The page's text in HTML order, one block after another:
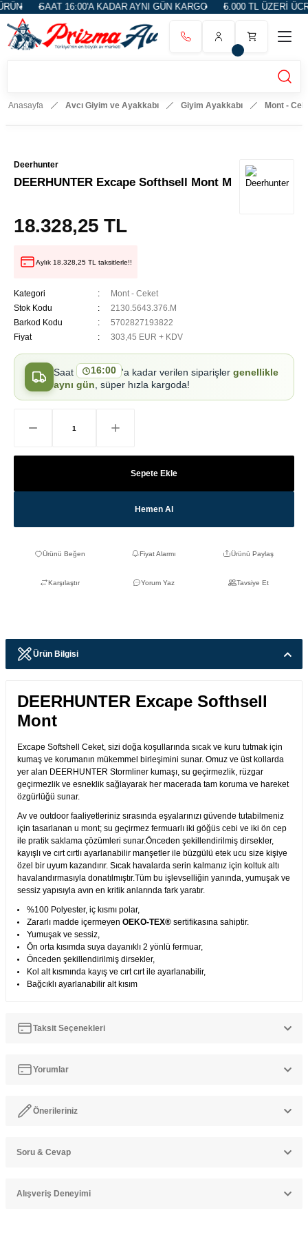
SAAT 16:00'A KADAR AYNI GÜN KARGO 5.000 TL ÜZERİ
Anasayfa Avcı Giyim ve Ayakkabı Giyim Ayakkabı Mont -
Deerhunter
DEERHUNTER Excape Softhsell Mont M
18.328,25 TL
Aylık 18.328,25 TL taksitlerle!!
Kategori
Mont - Ceket
Stok Kodu
2130.5643.376.M
Barkod Kodu
5702827193822
Fiyat
303,45 EUR + KDV
Saat 16:00 'a kadar verilen siparişler genellikle
aynı gün , süper hızla kargoda!
Sepete Ekle
Hemen Al
Fiyat Alarmı Ürünü Paylaş
Karşılaştır Yorum Yaz Tavsiye Et
Ürün Bilgisi
DEERHUNTER Excape Softhsell
Mont
Excape Softshell Ceket, sizi doğa koşullarında sıcak ve kuru tutmak için
kumaş ve korumanın mükemmel birleşimini sunar. Omuz ve üst kollarda
yer alan DEERHUNTER Stormliner kumaşı, su geçirmezlik, rüzgar
geçirmezlik ve esneklik sağlayarak her macerada tam koruma ve hareket
özgürlüğü sunar.
Av ve outdoor faaliyetleriniz sırasında eşyalarınızı güvende tutabilmeniz
için tasarlanan u mont; su geçirmez fermuarlı iki göğüs cebi ve iki ön cep
ile pratik saklama çözümleri sunar.Önceden şekillendirilmiş dirsekler,
kayışlı ve cırt cırtlı ayarlanabilir manşetler ile büzgülü etek ucu size kişiye
özel bir uyum kazandırır. Sıcak havalarda serin kalmanız için koltuk altı
havalandırmasıyla donatılmıştır.Tüm bu işlevselliğin yanında, yumuşak ve
sessiz yapısıyla avın en kritik anlarında fark yaratır.
%100 Polyester, iç kısmı polar,
Zararlı madde içermeyenOEKO-TEX® sertifikasına sahiptir.
Yumuşak ve sessiz,
Ön orta kısımda suya dayanıklı 2 yönlü fermuar,
Önceden şekillendirilmiş dirsekler,
Kol alt kısmında kayış ve cırt cırt ile ayarlanabilir,
Bağcıklı ayarlanabilir alt kısım
Taksit Seçenekleri
Yorumlar
Önerileriniz
Bu ürünün fiyat bilgisi, resim, ürün açıklamalarında ve diğer
Görüş ve önerileriniz için teşekkür ederiz.
Soru & Cevap
Alışveriş Deneyimi